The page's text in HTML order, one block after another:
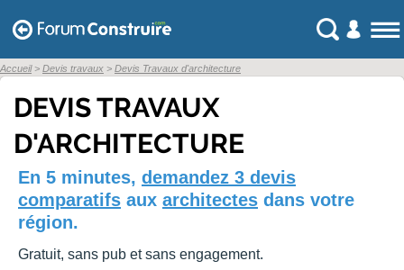
Accueil Devis travaux Devis Travaux d'architecture
DEVIS TRAVAUX
D'ARCHITECTURE
En 5 minutes, demandez 3 devis
comparatifs aux architectes dans votre
région.
Gratuit, sans pub et sans engagement.